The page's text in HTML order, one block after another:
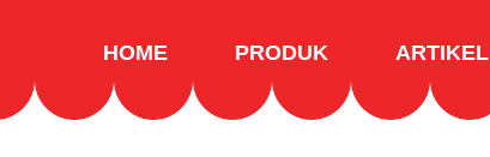
HOME PRODUK ARTIKEL